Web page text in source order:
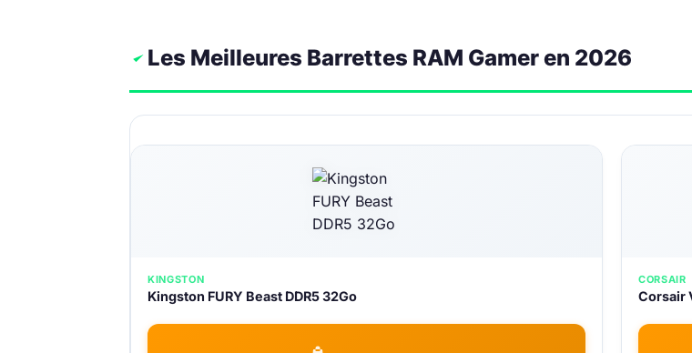
Les Meilleures Barrettes RAM Gamer en 2026
KINGSTON
Kingston FURY Beast DDR5 32Go
CORSAIR
Corsair